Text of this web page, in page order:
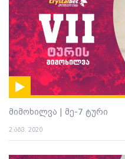
მიმოხილვა | მე-7 ტური
2 აგვ. 2020